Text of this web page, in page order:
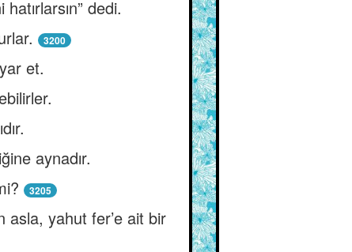
dedi.
3200
et.
aynadır.
3205
asla, yahut fer’e ait bir